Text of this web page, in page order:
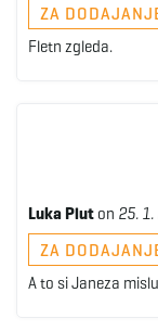
ZA
Fletn zgleda.
Luka Plut on 25.
ZA
A to si Janeza